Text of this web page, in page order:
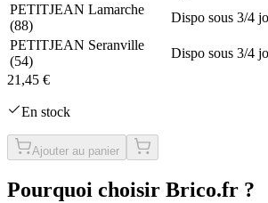
PETITJEAN Lamarche
(88)
Dispo sous 3/4
PETITJEAN Seranville
(54)
Dispo sous 3/4
21,45 €
En stock
Ajouter au panier
Pourquoi choisir Brico.fr ?